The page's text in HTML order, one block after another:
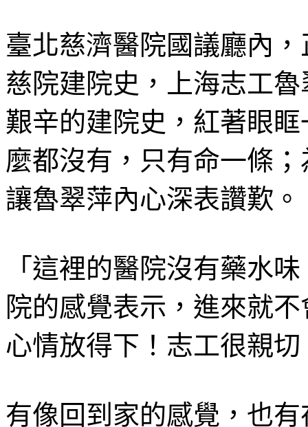
臺北慈濟醫院國議廳內
慈院建院史，上海志工
艱辛的建院史，紅著眼
麼都沒有，只有命一條
讓魯翠萍內心深表讚歎。
「這裡的醫院沒有藥水
院的感覺表示，進來就
心情放得下！志工很親
有像回到家的感覺，也